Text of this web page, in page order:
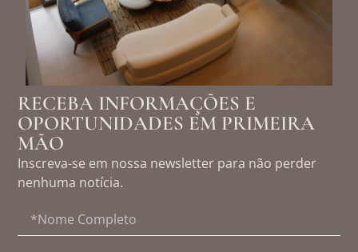
RECEBA INFORMAÇÕES E
OPORTUNIDADES EM PRIMEIRA
MÃO
Inscreva-se em nossa newsletter para não perder
nenhuma notícia.